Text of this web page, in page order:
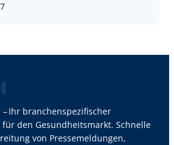
– Ihr branchenspezifischer
den Gesundheitsmarkt. Schnelle
von Pressemeldungen,